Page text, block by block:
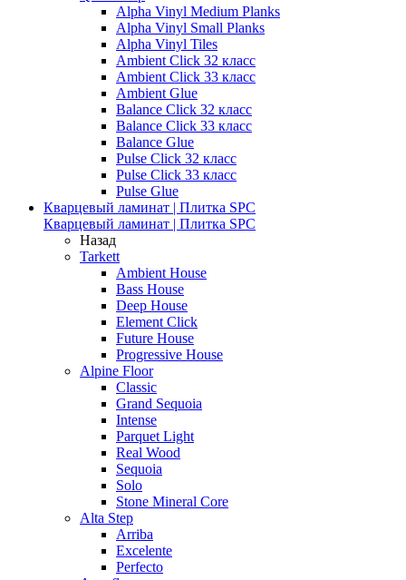
Alpha Vinyl Medium Planks
Alpha Vinyl Small Planks
Alpha Vinyl Tiles
Ambient Click 32 класс
Ambient Click 33 класс
Ambient Glue
Balance Click 32 класс
Balance Click 33 класс
Balance Glue
Pulse Click 32 класс
Pulse Click 33 класс
Pulse Glue
Кварцевый ламинат | Плитка SPC
Кварцевый ламинат | Плитка SPC
Назад
Tarkett
Ambient House
Bass House
Deep House
Element Click
Future House
Progressive House
Alpine Floor
Classic
Grand Sequoia
Intense
Parquet Light
Real Wood
Sequoia
Solo
Stone Mineral Core
Alta Step
Arriba
Excelente
Perfecto